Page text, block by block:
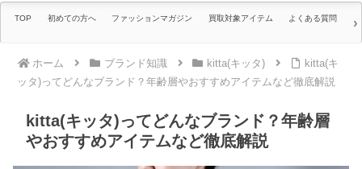
TOP 初めての方へ ファッションマガジン 買取対象アイテム よくある質問
ホーム ブランド知識 kitta(キッタ)
kitta(キ
ッタ)ってどんなブランド？年齢層やおすすめアイテムなど徹底解説
kitta(キッタ)ってどんなブランド？年齢層
やおすすめアイテムなど徹底解説